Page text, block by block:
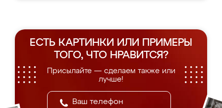
ЕСТЬ КАРТИНКИ ИЛИ ПРИМЕРЫ
ТОГО, ЧТО НРАВИТСЯ?
Присылайте — сделаем также или
лучше!